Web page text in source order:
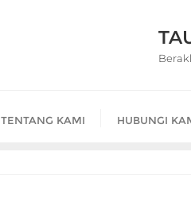
TENTANG KAMI HUBUNGI